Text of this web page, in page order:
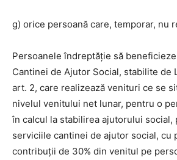
g) orice persoană care, temporar, nu
Persoanele îndreptăție să
Cantinei de Ajutor Social, stabilite de
art. 2, care realizează venituri ce se
nivelul venitului net lunar, pentru o
în calcul la stabilirea ajutorului social,
serviciile cantinei de ajutor social, cu
contribuţii de 30% din venitul pe